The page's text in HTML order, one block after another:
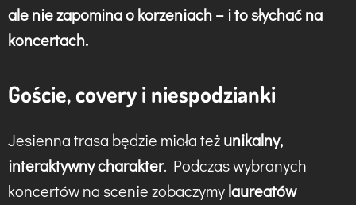
ale nie zapomina o korzeniach – i to słychać na
koncertach.
Goście, covery i niespodzianki
Jesienna trasa będzie miała teżunikalny,
interaktywny charakter. Podczas wybranych
koncertów na scenie zobaczymylaureatów